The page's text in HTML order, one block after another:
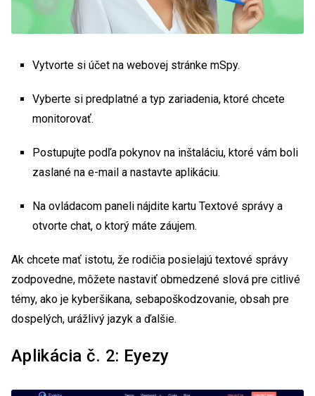
Vytvorte si účet na webovej stránke mSpy.
Vyberte si predplatné a typ zariadenia, ktoré chcete
monitorovať.
Postupujte podľa pokynov na inštaláciu, ktoré vám boli
zaslané na e-mail a nastavte aplikáciu.
Na ovládacom paneli nájdite kartu Textové správy a
otvorte chat, o ktorý máte záujem.
Ak chcete mať istotu, že rodičia posielajú textové správy
zodpovedne, môžete nastaviť obmedzené slová pre citlivé
témy, ako je kyberšikana, sebapoškodzovanie, obsah pre
dospelých, urážlivý jazyk a ďalšie.
Aplikácia č. 2: Eyezy